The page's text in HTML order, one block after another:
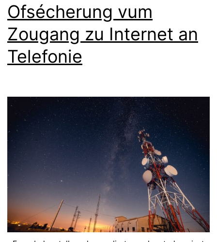
Ofsécherung vum
Zougang zu Internet an
Telefonie